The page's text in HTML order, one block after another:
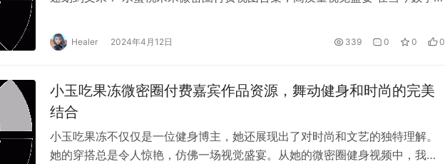
分。水蜜桃米米微密圈应运而生，为广大用户提供了一个优质的视觉分享平
台。这个圈子不同于传统社交媒体，它汇聚了一批优秀的视觉创作者，提供精
Healer 2024年4月12日 339 0 0 0
小玉吃果冻微密圈付费嘉宾作品资源，舞动健身和时尚的完美
结合
小玉吃果冻不仅仅是一位健身博主，她还展现出了对时尚和文艺的独特理解。
她的穿搭总是令人惊艳，仿佛一场视觉盛宴。从她的微密圈健身视频中，我们